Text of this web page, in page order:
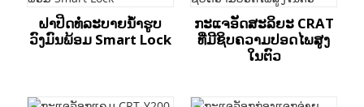
ຝາປິດທໍ່ລະບາຍນ້ຳຮູບ
ວົງມົນພ້ອມ Smart Lock
ກະແຈອັດສະລິຍະ CRAT
ທີ່ມີຊິບຄວາມປອດໄພສູງ
ໃນຕົວ